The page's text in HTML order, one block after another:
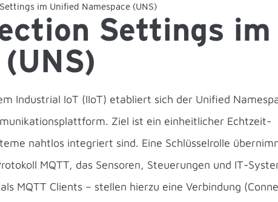
im Unified Namespace (UNS)
Settings
Industrial IoT (IIoT) etabliert sich der Unified
Ziel ist ein einheitlicher Echtzeit-
nahtlos integriert sind. Eine Schlüsselrolle
MQTT, das Sensoren, Steuerungen und IT-
MQTT Clients – stellen hierzu eine Verbindung